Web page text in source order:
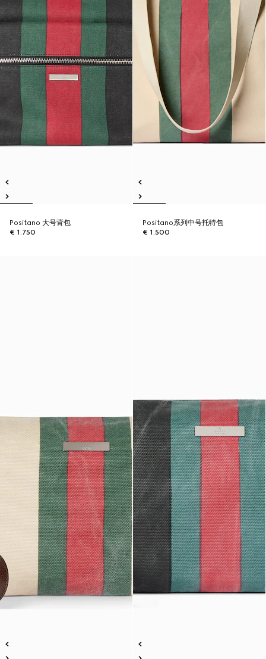
Positano 大号背包
€ 1.750
Positano系列中号托特包
€ 1.500